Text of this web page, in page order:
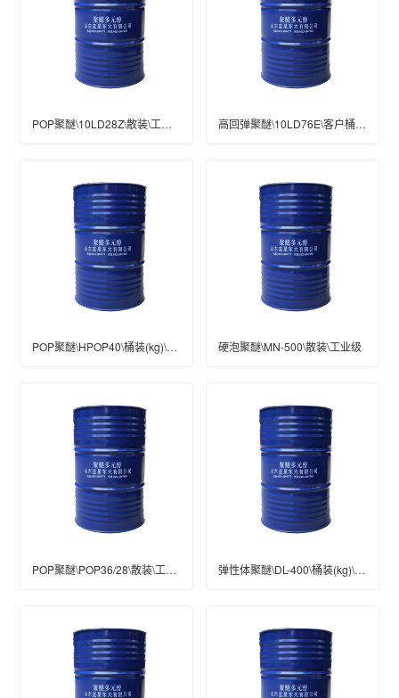
POP聚醚\10LD28Z\散装\工业级 高回弹聚醚\10LD76E\客户桶\桶装(kg)\200\工业级
POP聚醚\HPOP40\桶装(kg)\200\工业级 硬泡聚醚\MN-500\散装\工业级
POP聚醚\POP36/28\散装\工业级 弹性体聚醚\DL-400\桶装(kg)\200\工业级